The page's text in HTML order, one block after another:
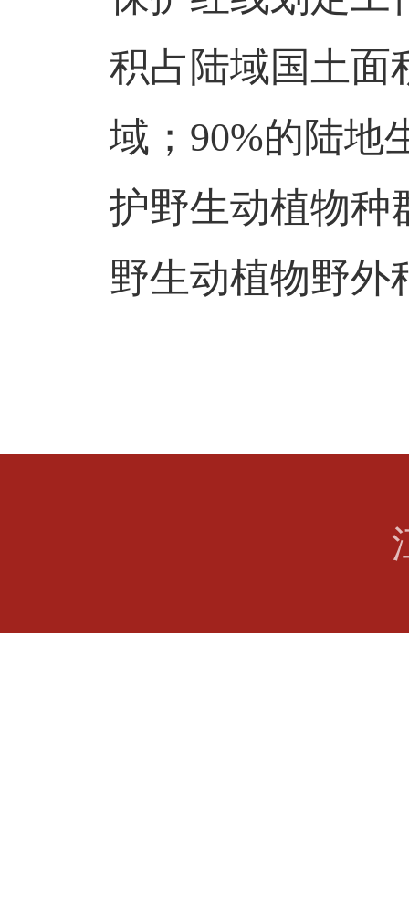
积占陆域国土面
域；90%的陆地
护野生动植物种
野生动植物野外